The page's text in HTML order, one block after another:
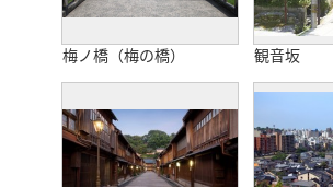
梅ノ橋（梅の橋） 観音坂